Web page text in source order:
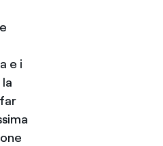
e i